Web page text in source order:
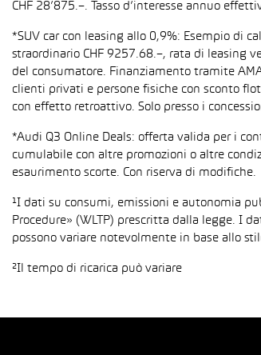
CHF 28’875.–. Tasso d’interesse annuo
*SUV car con leasing allo 0,9%: Esempio di
straordinario CHF 9257.68.–, rata di leasing
del consumatore. Finanziamento tramite
clienti privati e persone fisiche con sconto
con effetto retroattivo. Solo presso i
*Audi Q3 Online Deals: offerta valida per i
cumulabile con altre promozioni o altre
esaurimento scorte. Con riserva di modifiche.
¹I dati su consumi, emissioni e autonomia
Procedure» (WLTP) prescritta dalla legge. I
possono variare notevolmente in base allo
²Il tempo di ricarica può variare